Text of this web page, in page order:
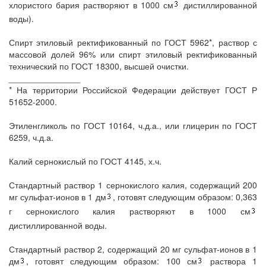
хлористого бария растворяют в 1000 см
дистиллированной
воды).
Спирт этиловый ректификованный по ГОСТ 5962*, раствор с
массовой долей 96% или спирт этиловый ректификованный
технический по ГОСТ 18300, высшей очистки.
* На территории Российской Федерации действует ГОСТ Р
51652-2000.
Этиленгликоль по ГОСТ 10164, ч.д.а., или глицерин по ГОСТ
6259, ч.д.а.
Калий сернокислый по ГОСТ 4145, х.ч.
Стандартный раствор 1 сернокислого калия, содержащий 200
мг сульфат-ионов в 1 дм
, готовят следующим образом: 0,363
г сернокислого калия растворяют в 1000 см
дистиллированной воды.
Стандартный раствор 2, содержащий 20 мг сульфат-ионов в 1
дм
, готовят следующим образом: 100 см
раствора 1